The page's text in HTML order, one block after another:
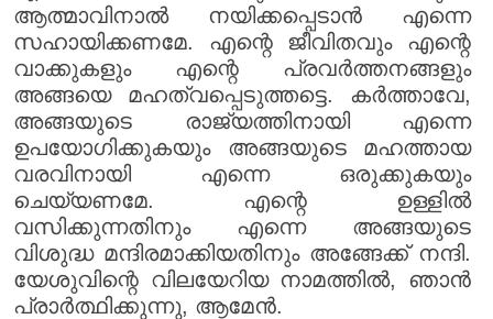
ആത്മാവിനാൽ നയിക്കപ്പെടാൻ എന്നെ
സഹായിക്കണമേ. എന്റെ ജീവിതവും എന്റെ
വാക്കുകളും എന്റെ പ്രവർത്തനങ്ങളും
അങ്ങയെ മഹത്വപ്പെടുത്തട്ടെ. കർത്താവേ,
അങ്ങയുടെ രാജ്യത്തിനായി എന്നെ
ഉപയോഗിക്കുകയും അങ്ങയുടെ മഹത്തായ
വരവിനായി എന്നെ ഒരുക്കുകയും
ചെയ്യണമേ. എന്റെ ഉള്ളിൽ
വസിക്കുന്നതിനും എന്നെ അങ്ങയുടെ
വിശുദ്ധ മന്ദിരമാക്കിയതിനും അങ്ങേക്ക് നന്ദി.
യേശുവിന്റെ വിലയേറിയ നാമത്തിൽ, ഞാൻ
പ്രാർത്ഥിക്കുന്നു, ആമേൻ.